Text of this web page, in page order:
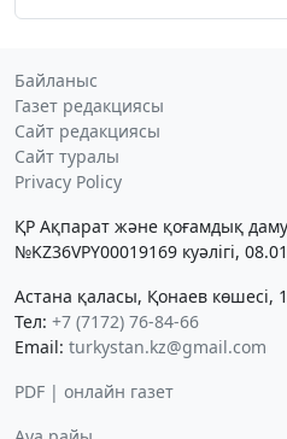
Байланыс
Газет редакциясы
Сайт редакциясы
Сайт туралы
Privacy Policy
ҚР Ақпарат және қоғамдық даму
№KZ36VPY00019169 куәлігі,
Астана қаласы, Қонаев көшесі,
Тел: +7 (7172) 76-84-66
Email: turkystan.kz@gmail.com
PDF | онлайн газет